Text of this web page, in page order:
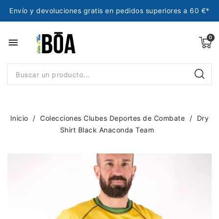
Envío y devoluciones gratis en pedidos superiores a 60 €*
menu
Inicio Colecciones Clubes Deportes de Combate
Dry
Shirt Black Anaconda Team